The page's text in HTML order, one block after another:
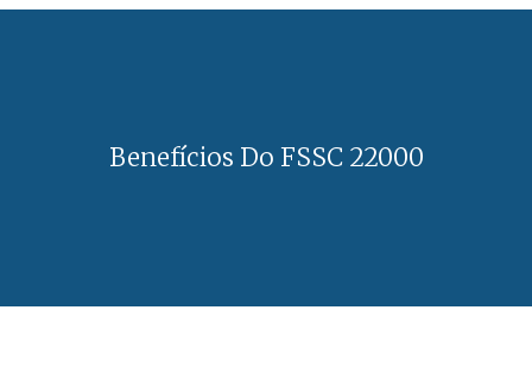
Benefícios Do FSSC 22000